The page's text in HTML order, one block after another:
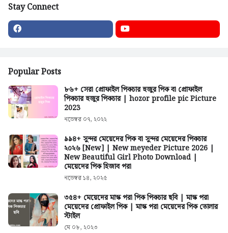
Stay Connect
Popular Posts
৮৬+ সেরা প্রোফাইল পিকচার হুজুর পিক বা প্রোফাইল
পিকচার হুজুর পিকচার | hozor profile pic Picture
2023
নভেম্বর ০৭, ২০২২
৯৯৪+ সুন্দর মেয়েদের পিক বা সুন্দর মেয়েদের পিকচার
২০২৬ [New] | New meyeder Picture 2026 |
New Beautiful Girl Photo Download |
মেয়েদের পিক হিজাব পরা
নভেম্বর ১৪, ২০২৫
৩৫৪+ মেয়েদের মাস্ক পরা পিক পিকচার ছবি | মাস্ক পরা
মেয়েদের প্রোফাইল পিক | মাস্ক পরা মেয়েদের পিক তোলার
স্টাইল
মে ০৮, ২০২৩